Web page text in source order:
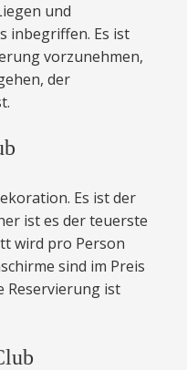
und
inbegriffen. Es ist
vorzunehmen,
der
Es ist der
ist es der teuerste
wird pro Person
sind im Preis
Reservierung ist